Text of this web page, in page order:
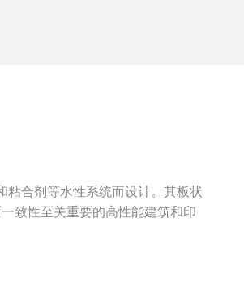
合剂等水性系统而设计。其板状
致性至关重要的高性能建筑和印